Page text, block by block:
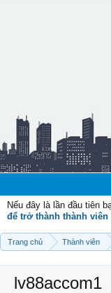
Nếu đây là lần đầu tiên
để trở thành thành viên
Trang chủ Thành viên
lv88accom1